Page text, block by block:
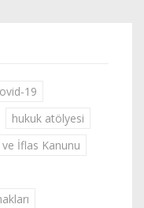
19
hukuk atölyesi
ve İflas Kanunu